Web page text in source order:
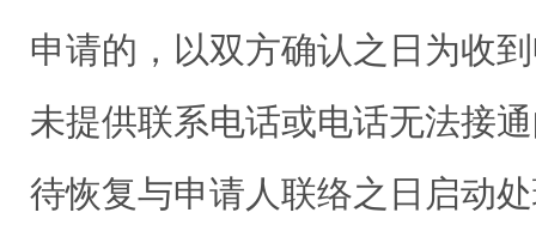
申请的，以双方确认之日为收
未提供联系电话或电话无法接
待恢复与申请人联络之日启动